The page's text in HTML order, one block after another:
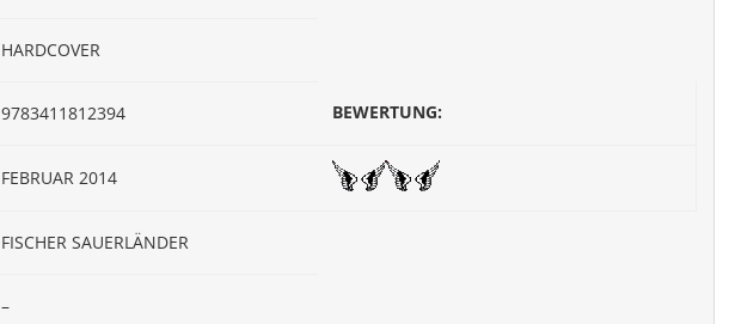
HARDCOVER
9783411812394 BEWERTUNG:
FEBRUAR 2014
FISCHER SAUERLÄNDER
–